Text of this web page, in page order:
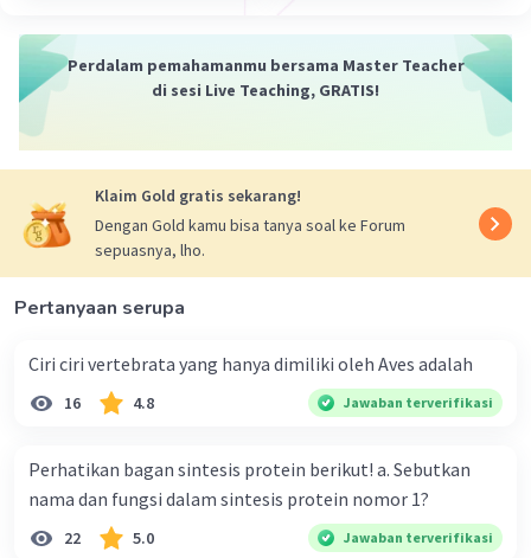
Perdalam pemahamanmu bersama Master Teacher
di sesi Live Teaching, GRATIS!
Klaim Gold gratis sekarang!
Dengan Gold kamu bisa tanya soal ke Forum
sepuasnya, lho.
Pertanyaan serupa
Ciri ciri vertebrata yang hanya dimiliki oleh Aves adalah
16 4.8 Jawaban terverifikasi
Perhatikan bagan sintesis protein berikut! a. Sebutkan
nama dan fungsi dalam sintesis protein nomor 1?
22 5.0 Jawaban terverifikasi